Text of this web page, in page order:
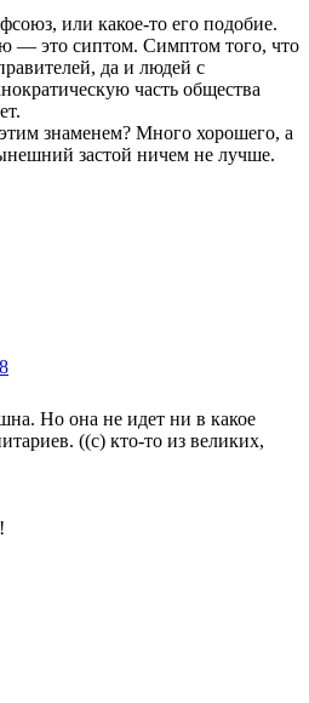
или какое-то его подобие.
— это сиптом. Симптом того, что
да и людей с
часть общества
знаменем? Много хорошего, а
застой ничем не лучше.
Но она не идет ни в какое
((с) кто-то из великих,